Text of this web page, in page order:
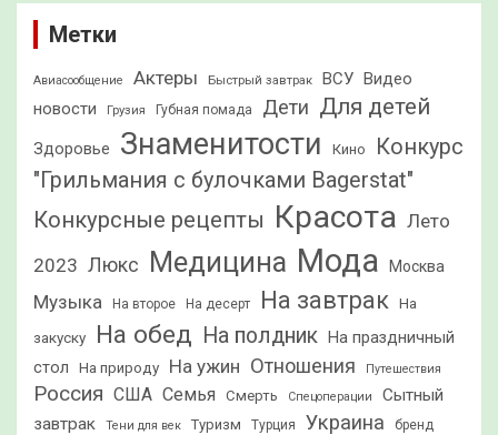
Метки
Авиасообщение Актеры Быстрый завтрак ВСУ Видео
новости
Грузия Губная помада Дети Для детей
Здоровье Знаменитости Кино
Конкурс
"Грильмания с булочками Bagerstat"
Конкурсные рецепты Красота Лето
2023 Люкс Медицина Мода Москва
Музыка На второе На десерт На завтрак На
закуску На обед На полдник На праздничный
стол
На природу На ужин Отношения Путешествия
Россия США Семья Смерть Спецоперации
Сытный
завтрак
Тени для век Туризм Турция Украина бренд